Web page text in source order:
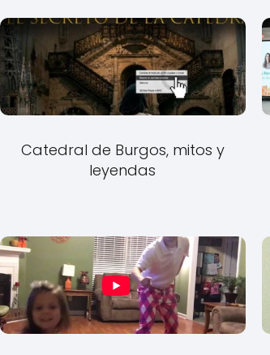
Catedral de Burgos, mitos y
leyendas